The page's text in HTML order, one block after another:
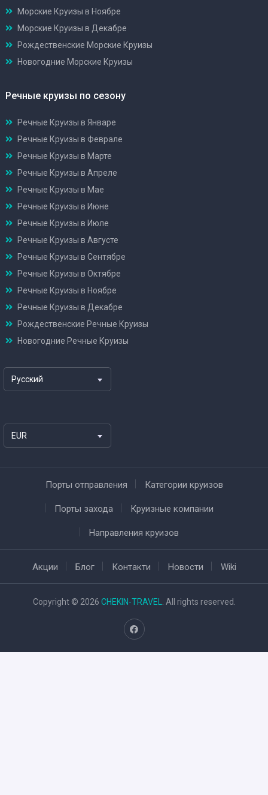
Морские Круизы в Ноябре
Морские Круизы в Декабре
Рождественские Морские Круизы
Новогодние Морские Круизы
Речные круизы по сезону
Речные Круизы в Январе
Речные Круизы в Феврале
Речные Круизы в Марте
Речные Круизы в Апреле
Речные Круизы в Мае
Речные Круизы в Июне
Речные Круизы в Июле
Речные Круизы в Августе
Речные Круизы в Сентябре
Речные Круизы в Октябре
Речные Круизы в Ноябре
Речные Круизы в Декабре
Рождественские Речные Круизы
Новогодние Речные Круизы
Русский
EUR
Порты отправления Категории круизов
Порты захода Круизные компании
Направления круизов
Акции Блог Контакти Новости Wiki
Copyright © 2026 CHEKIN-TRAVEL . All rights reserved.